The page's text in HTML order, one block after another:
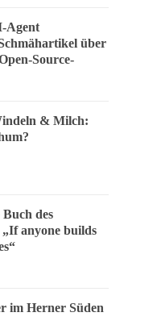
Agent
über
Source-
& Milch:
des
anyone builds
im Herner Süden